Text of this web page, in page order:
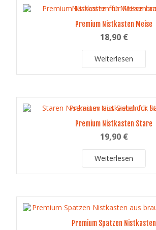
mehrere
Varianten
werden
Premium Nistkasten Meise
18,90 €
Weiterlesen
Premium Nistkasten Stare
19,90 €
Weiterlesen
Premium Spatzen Nistkasten